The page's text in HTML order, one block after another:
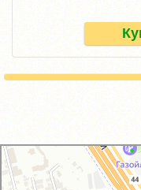
GM-City&VAG-Repair
Автосервис, автотехцентр в
Магазин автозапчастей и